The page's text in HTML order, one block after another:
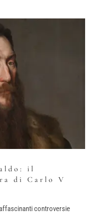
il
di Carlo V
controversie